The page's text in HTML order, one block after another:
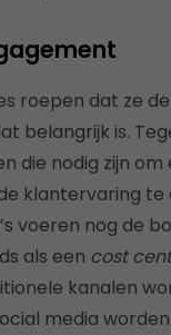
roepen dat ze
belangrijk is.
die nodig zijn
klantervaring te
voeren nog de
als een cost
kanalen
media